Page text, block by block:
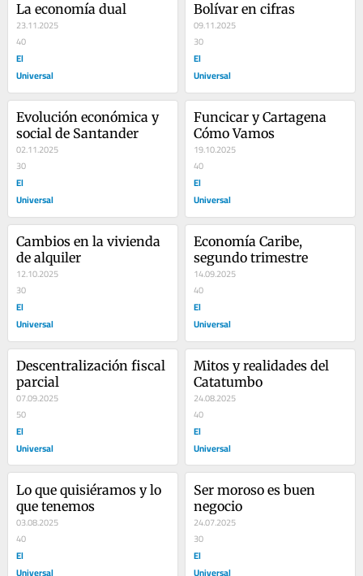
La economía dual
23.11.2025
40
El
Universal
Bolívar en cifras
09.11.2025
30
El
Universal
Evolución económica y
social de Santander
02.11.2025
30
El
Universal
Funcicar y Cartagena
Cómo Vamos
19.10.2025
40
El
Universal
Cambios en la vivienda
de alquiler
12.10.2025
30
El
Universal
Economía Caribe,
segundo trimestre
14.09.2025
40
El
Universal
Descentralización fiscal
parcial
07.09.2025
50
El
Universal
Mitos y realidades del
Catatumbo
24.08.2025
40
El
Universal
Lo que quisiéramos y lo
que tenemos
03.08.2025
40
El
Universal
Ser moroso es buen
negocio
24.07.2025
30
El
Universal